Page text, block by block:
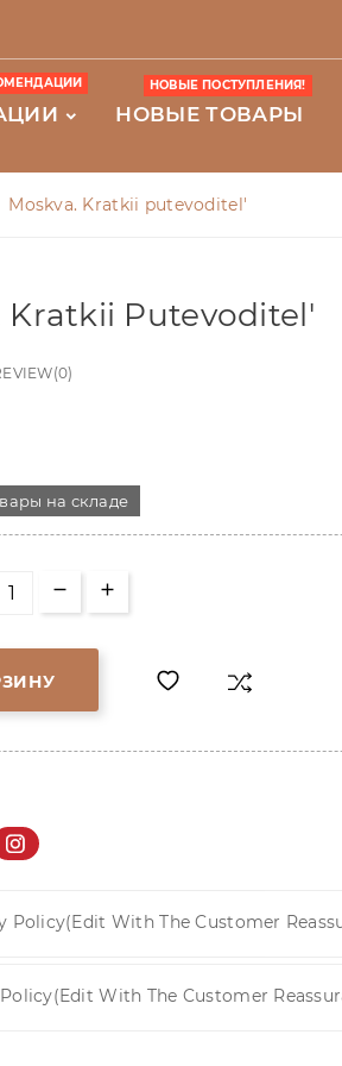
НОВЫЕ ТОВАРЫ
НОВЫЕ ПОСТУПЛЕНИЯ!
Moskva. Kratkii putevoditel'
Kratkii Putevoditel'
на складе
Policy(edit With The Customer
(edit With The Customer